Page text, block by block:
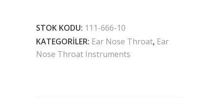
STOK KODU: 111-666-10
KATEGORILER: Ear Nose Throat, Ear
Nose Throat Instruments